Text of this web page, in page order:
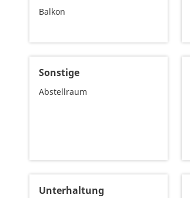
Balkon
Sonstige
Abstellraum
Unterhaltung